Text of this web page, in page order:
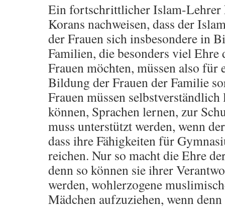
Ein fortschrittlicher Islam-Lehrer
Korans nachweisen, dass der
der Frauen sich insbesondere in
Familien, die besonders viel Ehre
Frauen möchten, müssen also für
Bildung der Frauen der Familie
Frauen müssen
können, Sprachen lernen, zur
muss unterstützt werden, wenn
dass ihre Fähigkeiten für
reichen. Nur so macht die Ehre
denn so können sie ihrer
werden, wohlerzogene
Mädchen aufzuziehen, wenn